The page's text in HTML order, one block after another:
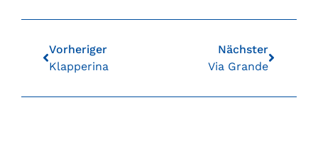
Vorheriger
Klapperina
Nächster
Via Grande